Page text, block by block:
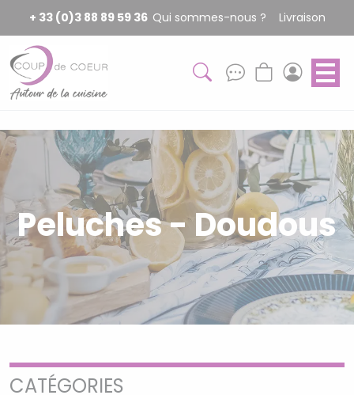
+ 33 (0)3 88 89 59 36 Qui sommes-nous ? Livraison
Peluches - Doudous
CATÉGORIES
Panneau de gestion des cookies